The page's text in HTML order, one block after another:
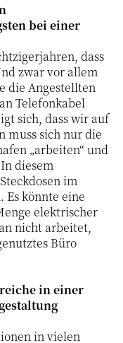
bei einer
dass
zwar vor allem
die Angestellten
Telefonkabel
sich, dass wir auf
muss sich nur die
„arbeiten“ und
diesem
im
Es könnte eine
elektrischer
nicht arbeitet,
Büro
in einer
in vielen